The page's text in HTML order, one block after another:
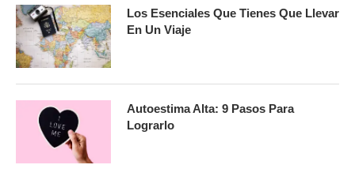
Los Esenciales Que Tienes Que Llevar
En Un Viaje
Autoestima Alta: 9 Pasos Para
Lograrlo